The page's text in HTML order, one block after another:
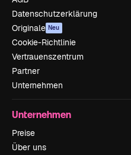
Datenschutzerklärung
Originale Neu
Cookie-Richtlinie
Vertrauenszentrum
Partner
Unternehmen
Unternehmen
Preise
Über uns